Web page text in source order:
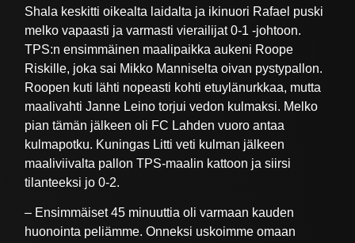
Shala keskitti oikealta laidalta ja ikinuori Rafael puski
melko vapaasti ja varmasti vierailijat 0-1 -johtoon.
TPS:n ensimmäinen maalipaikka aukeni Roope
Riskille, joka sai Mikko Manniselta oivan pystypallon.
Roopen kuti lähti nopeasti kohti etuylänurkkaa, mutta
maalivahti Janne Leino torjui vedon kulmaksi. Melko
pian tämän jälkeen oli FC Lahden vuoro antaa
kulmapotku. Kuningas Litti veti kulman jälkeen
maaliviivalta pallon TPS-maalin kattoon ja siirsi
tilanteeksi jo 0-2.
– Ensimmäiset 45 minuuttia oli varmaan kauden
huonointa peliämme. Onneksi uskoimme omaan